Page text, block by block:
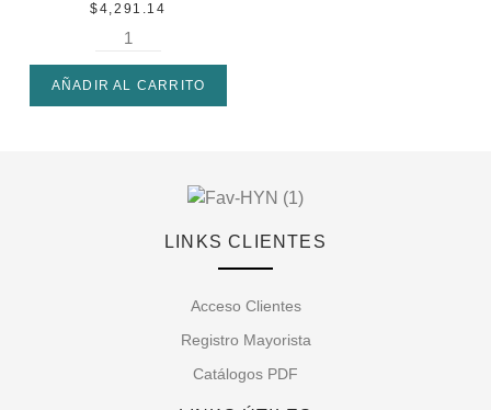
$4,291.14
AÑADIR AL CARRITO
LINKS CLIENTES
Acceso Clientes
Registro Mayorista
Catálogos PDF